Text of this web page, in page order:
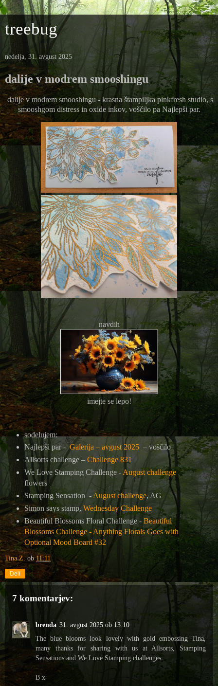
treebug
nedelja, 31. avgust 2025
dalije v modrem smooshingu
dalije v modrem smooshingu - krasna štampiljka pinkfresh studio, s
smooshgom distress in oxide inkov, voščilo pa Najlepši par.
navdih
imejte se lepo!
sodelujem:
Najlepši par - Galerija – avgust 2025 – voščilo
Allsorts challenge – Challenge 831
We Love Stamping Challenge -August challenge
flowers
Stamping Sensation - August challenge, AG
Simon says stamp, Wednesday Challenge
Beautiful Blossoms Floral Challenge - Beautiful
Blossoms Challenge - Anything Florals Goes with
Optional Mood Board #32
Tina Z. ob11:11
Deli
7 komentarjev:
brenda 31. avgust 2025 ob 13:10
The blue blooms look lovely with gold embossing Tina,
many thanks for sharing with us at Allsorts, Stamping
Sensations and We Love Stamping challenges.
B x